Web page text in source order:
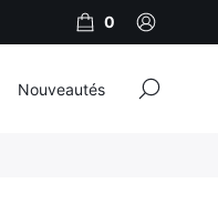
0
Nouveautés